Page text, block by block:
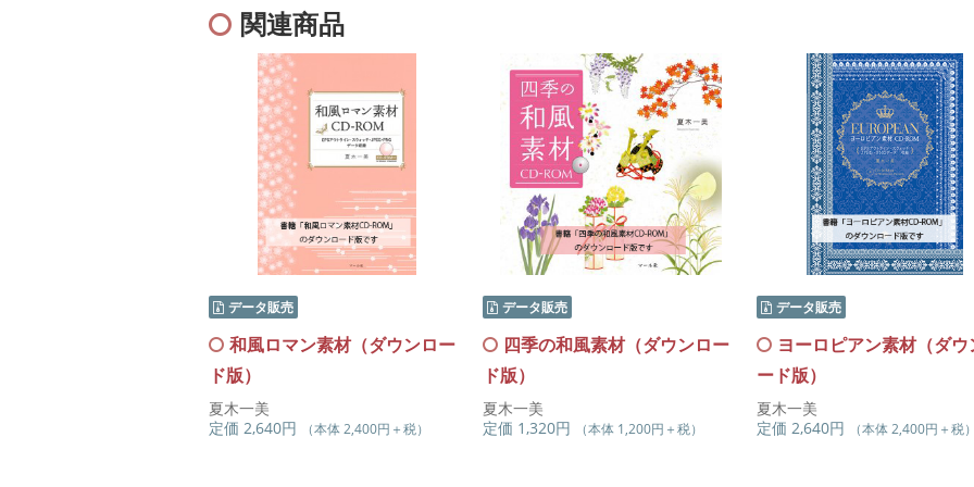
関連商品
データ販売
和風ロマン素材（ダウンロー
ド版）
夏木一美
定価 2,640円
（本体 2,400円＋税）
データ販売
四季の和風素材（ダウンロー
ド版）
夏木一美
定価 1,320円
（本体 1,200円＋税）
データ販売
ヨーロピアン素材（ダウ
ード版）
夏木一美
定価 2,640円
（本体 2,400円＋税